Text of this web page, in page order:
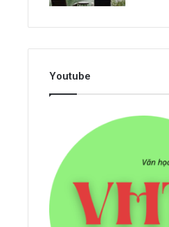
Youtube